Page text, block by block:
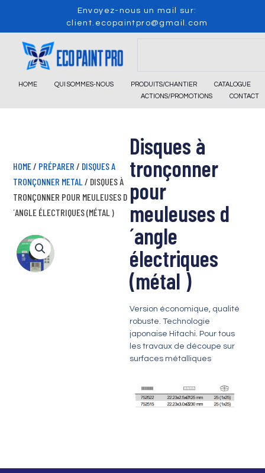
content
Envoyez-nous un mail sur:
client.ecopaintpro@gmail.com
HOME QUI SOMMES-NOUS PRODUITS/CHANTIER
CATALOGUE
ACTIONS/PROMOTIONS
CONTACT
Disques à
tronçonner
pour
meuleuses d
´angle
électriques
(métal )
Version économique, qualité
robuste. Technologie
japonaise Hitachi. Pour tous
les travaux de découpe sur
surfaces métalliques
HOME / PRÉPARER / DISQUES A
TRONÇONNER METAL / DISQUES À
TRONÇONNER POUR MEULEUSES D
´ANGLE ÉLECTRIQUES (MÉTAL )